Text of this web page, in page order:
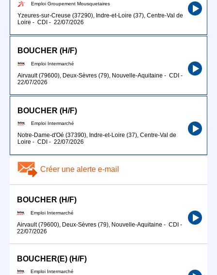
Emploi Groupement Mousquetaires
Yzeures-sur-Creuse (37290), Indre-et-Loire (37), Centre-Val de
Loire - CDI - 22/07/2026
BOUCHER (H/F)
Emploi Intermarché
Airvault (79600), Deux-Sèvres (79), Nouvelle-Aquitaine - CDI -
22/07/2026
BOUCHER (H/F)
Emploi Intermarché
Notre-Dame-d'Oé (37390), Indre-et-Loire (37), Centre-Val de
Loire - CDI - 22/07/2026
Créer une alerte e-mail
BOUCHER (H/F)
Emploi Intermarché
Airvault (79600), Deux-Sèvres (79), Nouvelle-Aquitaine - CDI -
22/07/2026
BOUCHER(E) (H/F)
Emploi Intermarché